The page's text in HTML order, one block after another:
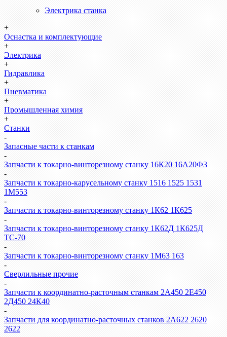
Электрика станка
+
Оснастка и комплектующие
+
Электрика
+
Гидравлика
+
Пневматика
+
Промышленная химия
+
Станки
-
Запасные части к станкам
-
Запчасти к токарно-винторезному станку 16К20 16А20Ф3
-
Запчасти к токарно-карусельному станку 1516 1525 1531
1М553
-
Запчасти к токарно-винторезному станку 1К62 1К625
-
Запчасти к токарно-винторезному станку 1К62Д 1К625Д
ТС-70
-
Запчасти к токарно-винторезному станку 1М63 163
-
Сверлильные прочие
-
Запчасти к координатно-расточным станкам 2А450 2Е450
2Д450 24К40
-
Запчасти для координатно-расточных станков 2А622 2620
2622